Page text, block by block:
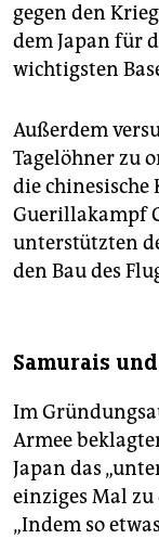
gegen den
dem Japan für
wichtigsten
Außerdem
Tagelöhner zu
die
Guerillakampf
unterstützten
den Bau des
Samurais und
Im
Armee
Japan das
einziges Mal zu
„Indem so